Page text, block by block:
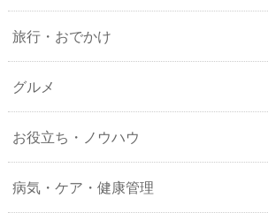
旅行・おでかけ
グルメ
お役立ち・ノウハウ
病気・ケア・健康管理